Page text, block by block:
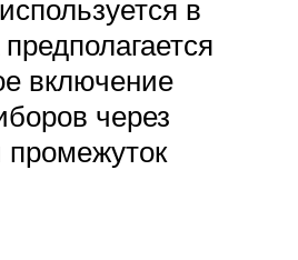
в
включение
через